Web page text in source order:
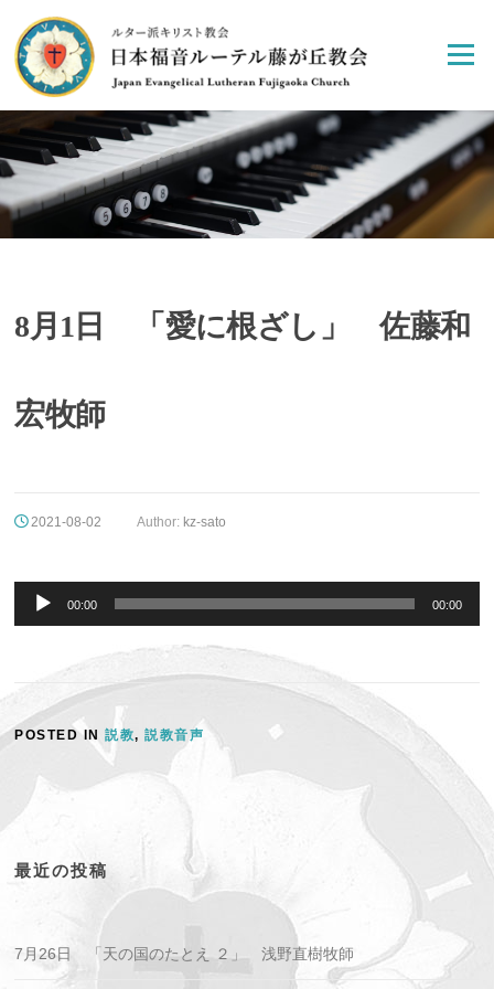
content
Menu
8月1日 「愛に根ざし」 佐藤和
宏牧師
2021-08-02 Author: kz-sato
プ
ー
00:00 00:00
POSTED IN説教,説教音声
最近の投稿
7月26日 「天の国のたとえ ２」 浅野直樹牧師